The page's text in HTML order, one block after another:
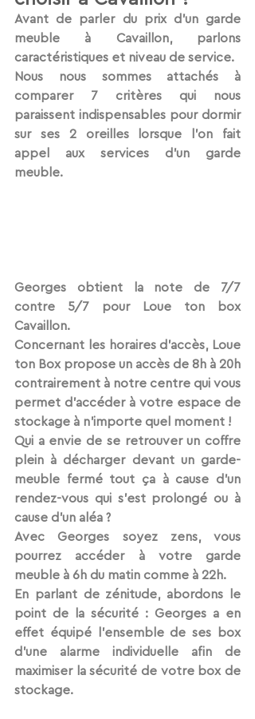
Avant de parler du prix d’un garde
meuble à Cavaillon, parlons
caractéristiques et niveau de service.
Nous nous sommes attachés à
comparer 7 critères qui nous
paraissent indispensables pour dormir
sur ses 2 oreilles lorsque l’on fait
appel aux services d’un garde
meuble.
Georges obtient la note de 7/7
contre 5/7 pour Loue ton box
Cavaillon.
Concernant les horaires d’accès, Loue
ton Box propose un accès de 8h à 20h
contrairement à notre centre qui vous
permet d’accéder à votre espace de
stockage à n’importe quel moment !
Qui a envie de se retrouver un coffre
plein à décharger devant un garde-
meuble fermé tout ça à cause d’un
rendez-vous qui s’est prolongé ou à
cause d’un aléa ?
Avec Georges soyez zens, vous
pourrez accéder à votre garde
meuble à 6h du matin comme à 22h.
En parlant de zénitude, abordons le
point de la sécurité : Georges a en
effet équipé l’ensemble de ses box
d’une alarme individuelle afin de
maximiser la sécurité de votre box de
stockage.